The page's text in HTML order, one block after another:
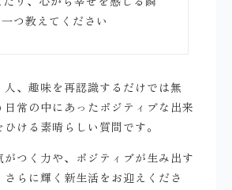
つ教えてください
人、趣味を再認識するだけでは無
日常の中にあったポジティブな出来
ける素晴らしい質問です。
がつく力や、ポジティブが生み出す
らに輝く新生活をお迎えくださ